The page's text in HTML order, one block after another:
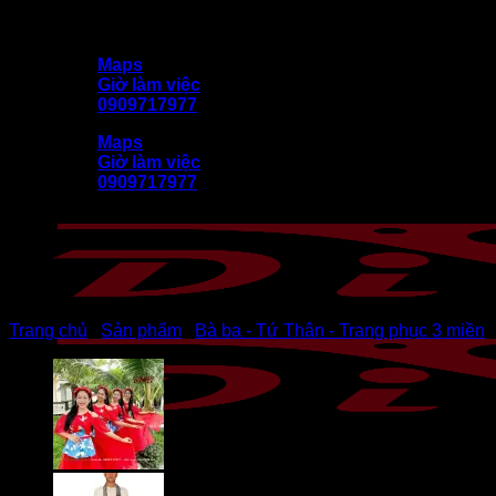
Maps
Giờ làm việc
0909717977
Maps
Giờ làm việc
0909717977
Trang chủ Sản phẩm Bà ba - Tứ Thân - Trang phục 3 miền